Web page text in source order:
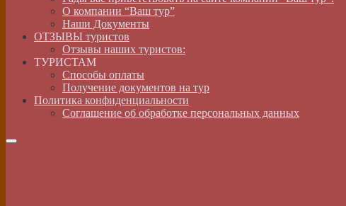
О компании “Ваш тур”
Наши Документы
ОТЗЫВЫ туристов
Отзывы наших туристов:
ТУРИСТАМ
Способы оплаты
Получение документов на тур
Политика конфиденциальности
Соглашение об обработке персональных данных